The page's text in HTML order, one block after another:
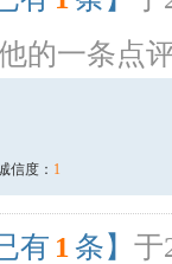
的一条点
信度： 1
有 1 条】 于